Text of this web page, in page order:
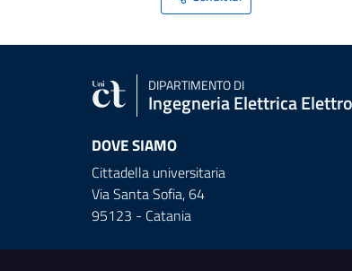
DIPARTIMENTO DI
Ingegneria Elettrica
DOVE SIAMO
Cittadella universitaria
Via Santa Sofia, 64
95123 - Catania